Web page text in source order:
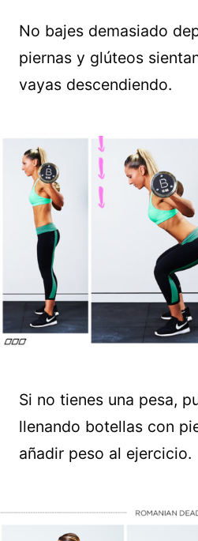
No bajes demasiado
piernas y glúteos
vayas descendiendo.
Si no tienes una pesa,
llenando botellas con
añadir peso al ejercicio.